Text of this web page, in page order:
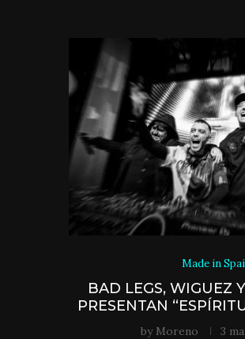
Made in
BAD LEGS, WIGUEZ
PRESENTAN
by Moreno 3